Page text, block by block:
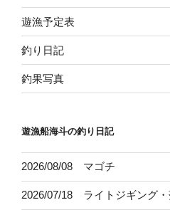
遊漁予定表
釣り日記
釣果写真
遊漁船海斗の釣り日記
2026/08/08 マゴチ
2026/07/18 ライトジギング・